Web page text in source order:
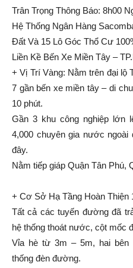
Trân Trọng Thông Báo: 8h00
Hệ Thống Ngân Hàng
Đất Và 15 Lô Góc Thổ Cư
Liền Kề Bến Xe Miền Tây –
+ Vị Trí Vàng: Nằm trên đại lộ
7 gần bến xe miền tây – di
10 phút.
Gần 3 khu công nghiệp lớn
4,000 chuyên gia nước
đây.
Nằm tiếp giáp Quận Tân Phú,
+ Cơ Sở Hạ Tầng Hoàn Thiện
Tất cả các tuyến đường đã
hệ thống thoát nước, cột mốc
Vỉa hè từ 3m – 5m, hai bên
thống đèn đường.